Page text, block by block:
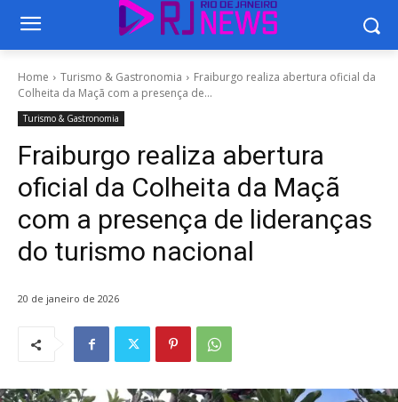
Home Turismo & Gastronomia
Fraiburgo realiza abertura oficial da
Colheita da Maçã com a presença de...
Turismo & Gastronomia
Fraiburgo realiza abertura
oficial da Colheita da Maçã
com a presença de lideranças
do turismo nacional
20 de janeiro de 2026